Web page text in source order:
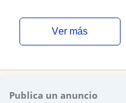
ver más
Publica un anuncio